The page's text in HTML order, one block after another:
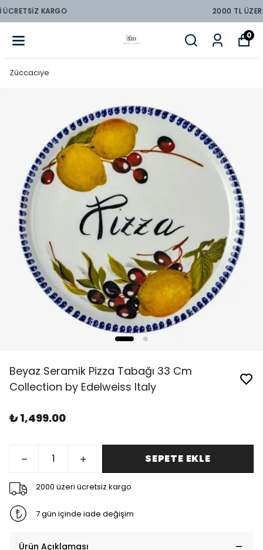
0
Züccaciye
Beyaz Seramik Pizza Tabağı 33 Cm
Collection by Edelweiss Italy
₺ 1,499.00
SEPETE EKLE
2000 üzeri ücretsiz kargo
7 gün içinde iade değişim
Ürün Açıklaması